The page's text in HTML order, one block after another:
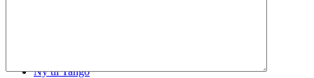
Ny til Tango